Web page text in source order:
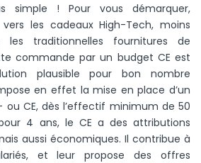
simple ! Pour vous démarquer,
les cadeaux High-Tech, moins
les traditionnelles fournitures de
commande par un budget CE est
plausible pour bon nombre
en effet la mise en place d’un
ou CE, dès l’effectif minimum de 50
4 ans, le CE a des attributions
aussi économiques. Il contribue à
et leur propose des offres